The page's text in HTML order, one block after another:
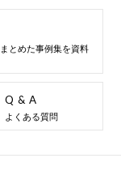
まとめた事例集を資料
Q & A
よくある質問